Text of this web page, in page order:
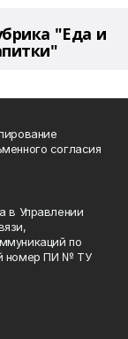
"Еда и
согласия
в Управлении
по
номер ПИ № ТУ